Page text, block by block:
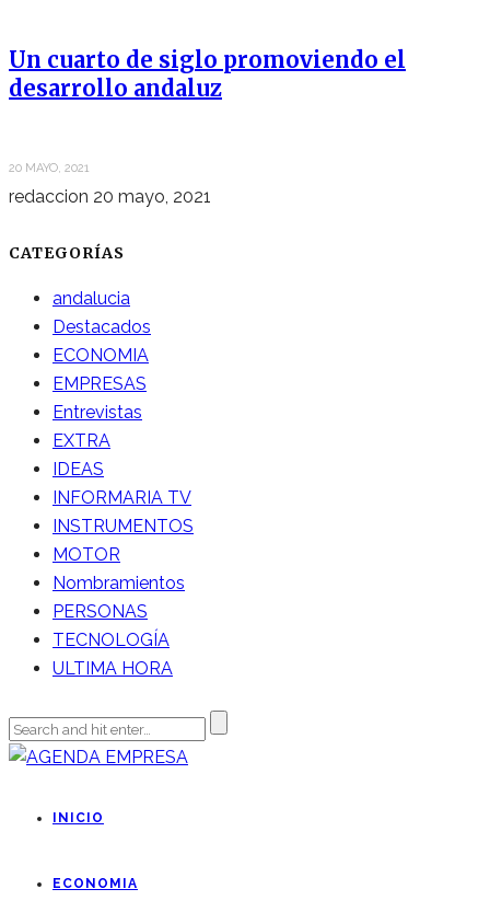
Un cuarto de siglo promoviendo el
desarrollo andaluz
20 MAYO, 2021
redaccion 20 mayo, 2021
CATEGORÍAS
andalucia
Destacados
ECONOMIA
EMPRESAS
Entrevistas
EXTRA
IDEAS
INFORMARIA TV
INSTRUMENTOS
MOTOR
Nombramientos
PERSONAS
TECNOLOGÍA
ULTIMA HORA
INICIO
ECONOMIA